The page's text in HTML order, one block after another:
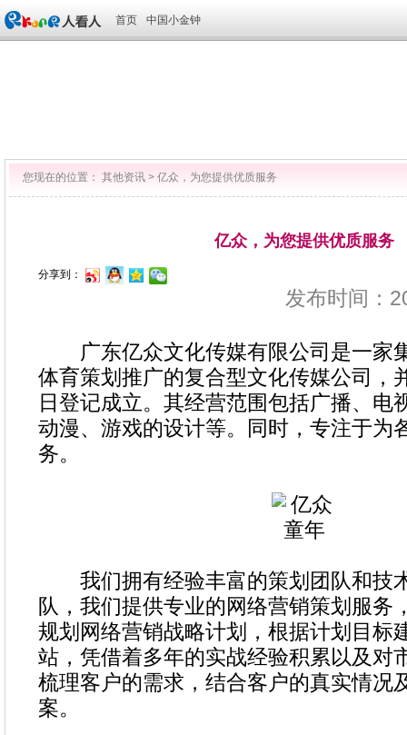
首页 中国小金钟
您现在的位置： 其他资讯 > 亿众，为您提供优质服务
亿众，为您提供优质服务
分享到：
发布时间：
广东亿众文化传媒有限公司是一家
体育策划推广的复合型文化传媒公司，
日登记成立。其经营范围包括广播、电
动漫、游戏的设计等。同时，专注于为
务。
我们拥有经验丰富的策划团队和技
队，我们提供专业的网络营销策划服务
规划网络营销战略计划，根据计划目标
站，凭借着多年的实战经验积累以及对
梳理客户的需求，结合客户的真实情况
案。